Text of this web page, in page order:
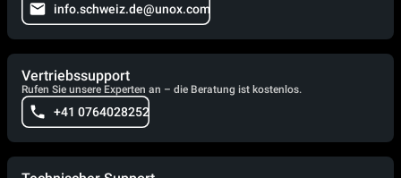
info.schweiz.de@unox.com
Vertriebssupport
Rufen Sie unsere Experten an – die Beratung ist kostenlos.
+41 0764028252